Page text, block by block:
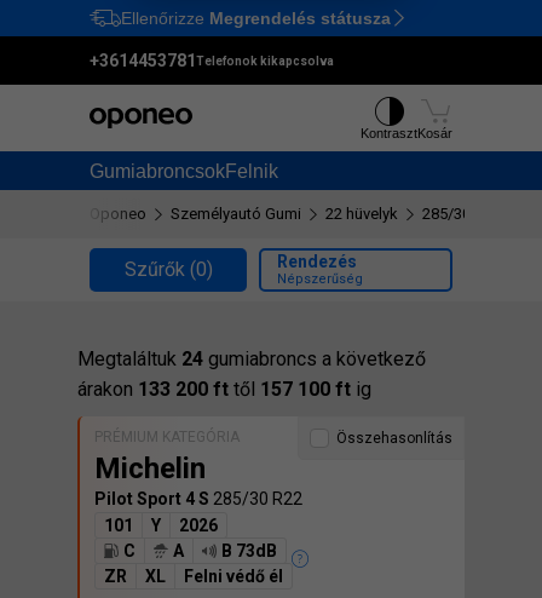
Ctrl M
Ellenőrizze Megrendelés státusza
+3614453781Telefonok kikapcsolva
GumiabroncsokFelnik
KontrasztKosár
Oponeo Személyautó Gumi 22 hüvelyk 285/30 R22
Szűrők (0)
Megtaláltuk 24 gumiabroncs a következő
árakon 133 200 ft től 157 100 ft ig
Rendezés
Népszerűség
PRÉMIUM KATEGÓRIA
Michelin
Pilot Sport 4 S 285/30 R22
101
Y
2026
C
A
B 73dB
ZR
XL Felni védő él
Összehasonlítás